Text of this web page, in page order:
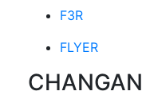
F3R
FLYER
CHANGAN